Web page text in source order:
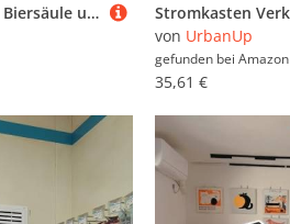
UrbanUp Biersäule Biersäule und Abnehmbarer Ständer, Getränkesäulenspender für Mimosa, Getränkesäule 3 L Mimosa Tower, Leuchtender und Transparenter Getränkekühler(Green1)
von UrbanUp
gefunden bei Amazon
35,61 €